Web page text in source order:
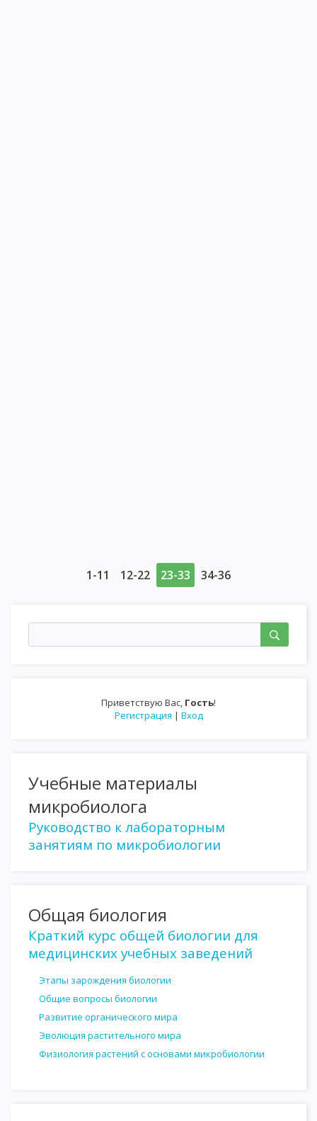
Приветствую Вас, Гость!
Регистрация | Вход
Учебные материалы
микробиолога
Руководство к лабораторным
занятиям по микробиологии
Общая биология
Краткий курс общей биологии для
медицинских учебных заведений
Этапы зарождения биологии
Общие вопросы биологии
Развитие органического мира
Эволюция растительного мира
Физиология растений с основами микробиологии
1-11 12-22 23-33 34-36